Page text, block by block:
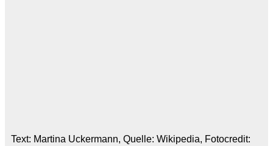
Text: Martina Uckermann, Quelle: Wikipedia, Fotocredit: